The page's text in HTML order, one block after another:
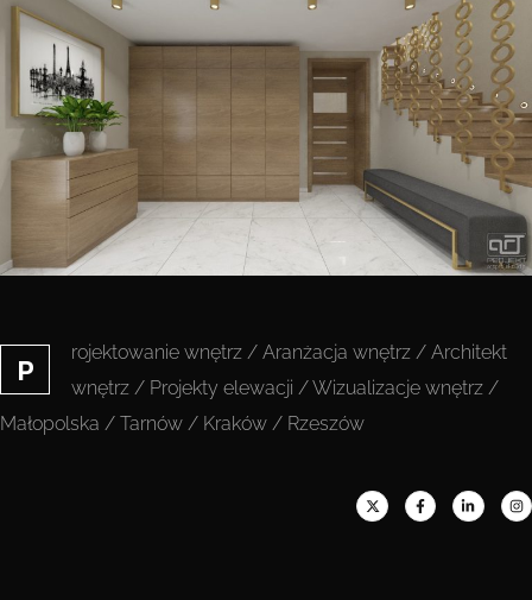
P
rojektowanie wnętrz / Aranżacja wnętrz / Architekt
wnętrz / Projekty elewacji / Wizualizacje wnętrz /
Małopolska / Tarnów / Kraków / Rzeszów